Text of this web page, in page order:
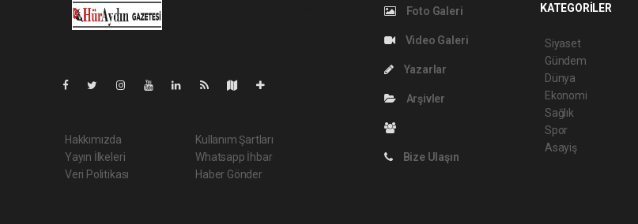
Hakkımızda
Yayın İlkeleri
Veri Politikası
Kullanım Şartları
Whatsapp İhbar
Haber Gönder
Foto Galeri
Video Galeri
Yazarlar
Arşivler
Bize Ulaşın
KATEGORİLER
Siyaset
Gündem
Dünya
Ekonomi
Sağlık
Spor
Asayiş